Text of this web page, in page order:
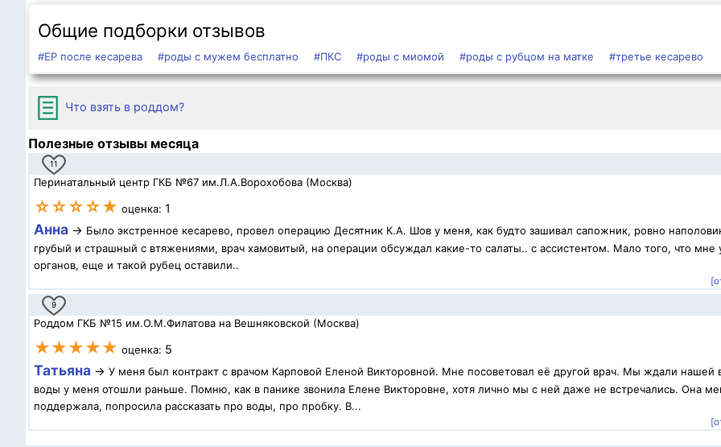
Общие подборки отзывов
#ЕР после кесарева #роды с мужем бесплатно #ПКС #роды с миомой #роды с рубцом на матке #третье кесарево
Что взять в роддом?
Полезные отзывы месяца
11
Перинатальный центр ГКБ №67 им.Л.А.Ворохобова (Москва)
☆☆☆☆★ оценка: 1
Анна → Было экстренное кесарево, провел операцию Десятник К.А. Шов у меня, как будто зашивал сапожник, ровно
грубый и страшный с втяжениями, врач хамовитый, на операции обсуждал какие-то салаты.. с ассистентом. Мало того, что мне
органов, еще и такой рубец оставили..
9
Роддом ГКБ №15 им.О.М.Филатова на Вешняковской (Москва)
★★★★★ оценка: 5
Татьяна → У меня был контракт с врачом Карповой Еленой Викторовной. Мне посоветовал её другой врач. Мы ждали нашей
воды у меня отошли раньше. Помню, как в панике звонила Елене Викторовне, хотя лично мы с ней даже не встречались. Она
поддержала, попросила рассказать про воды, про пробку. В...